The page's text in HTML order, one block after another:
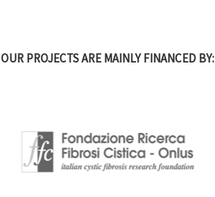
OUR PROJECTS ARE MAINLY FINANCED BY: